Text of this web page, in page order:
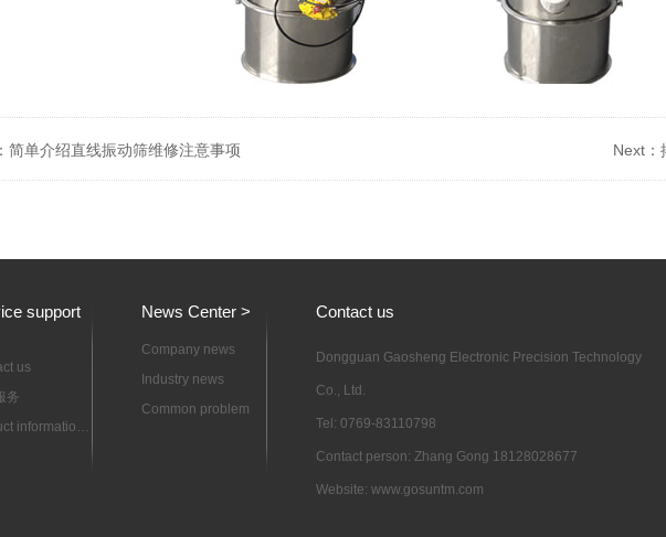
简单介绍直线振动筛维修注意事项 Next：
support
us
务
information
News Center >
Company news
Industry news
Common problem
Contact us
Dongguan Gaosheng Electronic Precision Technology
Co., Ltd.
Tel: 0769-83110798
Contact person: Zhang Gong 18128028677
Website: www.gosuntm.com